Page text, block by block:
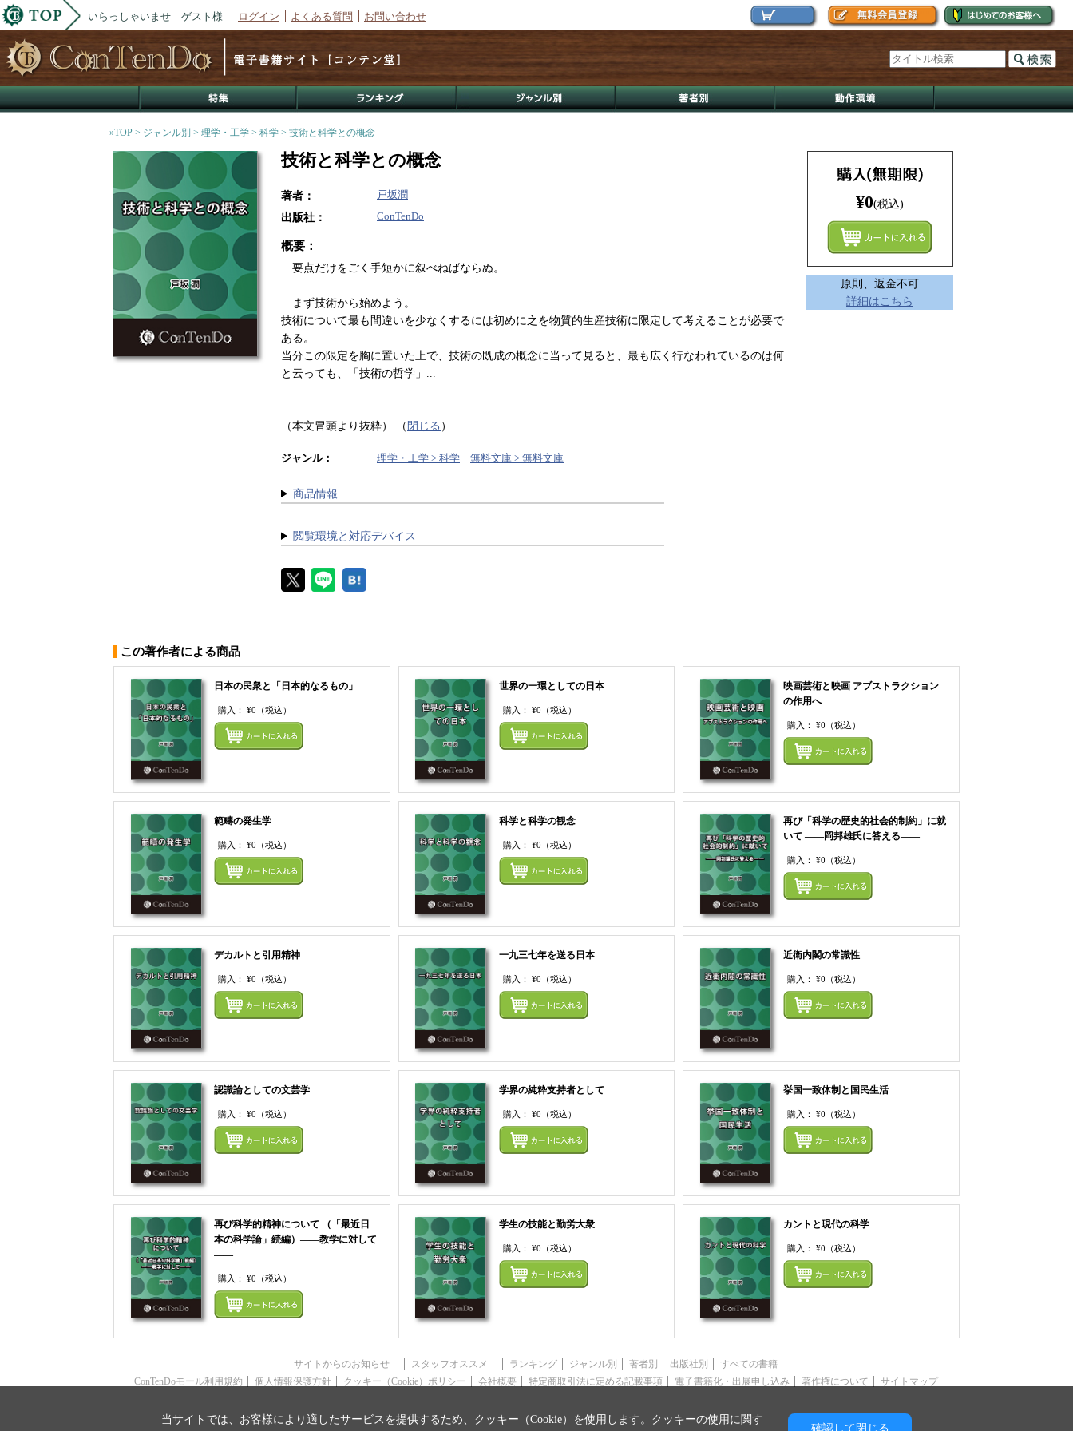
いらっしゃいませ ゲスト様 ログイン よくある質問 お問い合わせ
»TOP > ジャンル別 > 理学・工学 > 科学 > 技術と科学との概念
技術と科学との概念
著者： 戸坂潤
出版社： ConTenDo
概要：
要点だけをごく手短かに叙べねばならぬ。
まず技術から始めよう。
技術について最も間違いを少なくするには初めに之を物質的生産技術に限定して考えることが必要で
ある。
当分この限定を胸に置いた上で、技術の既成の概念に当って見ると、最も広く行なわれているのは何
と云っても、「技術の哲学」...
（本文冒頭より抜粋） （ 閉じる ）
ジャンル： 理学・工学 > 科学 無料文庫 > 無料文庫
商品情報
閲覧環境と対応デバイス
¥0(税込)
原則、返金不可
詳細はこちら
この著作者による商品
日本の民衆と「日本的なるもの」
購入： ¥0 （税込）
まとめてカートにいれる
世界の一環としての日本
購入： ¥0 （税込）
まとめてカートにいれる
映画芸術と映画 アブストラクション
の作用へ
購入：¥0 （税込）
範疇の発生学
購入： ¥0 （税込）
まとめてカートにいれる
科学と科学の観念
購入： ¥0 （税込）
まとめてカートにいれる
再び「科学の歴史的社会的制約」に就
いて ――岡邦雄氏に答える――
購入：¥0 （税込）
デカルトと引用精神
購入： ¥0 （税込）
まとめてカートにいれる
一九三七年を送る日本
購入： ¥0 （税込）
まとめてカートにいれる
近衛内閣の常識性
購入：¥0 （税込）
認識論としての文芸学
購入： ¥0 （税込）
まとめてカートにいれる
学界の純粋支持者として
購入： ¥0 （税込）
まとめてカートにいれる
挙国一致体制と国民生活
購入：¥0 （税込）
再び科学的精神について （「最近日
本の科学論」続編）――教学に対して
――
購入： ¥0 （税込）
まとめてカートにいれる
学生の技能と勤労大衆
購入： ¥0 （税込）
まとめてカートにいれる
カントと現代の科学
購入：¥0 （税込）
サイトからのお知らせ スタッフオススメ ランキング ジャンル別 著者別 出版社別
すべての書籍
ConTenDoモール利用規約
個人情報保護方針 クッキー（Cookie）ポリシー 会社概要 特定商取引法に定める記載事項 電子書籍化・出展申し込み 著作権について サイトマップ
当サイトでは、お客様により適したサービスを提供するため、クッキー（Cookie）を使用します。クッキーの使用に関す
確認して閉じる